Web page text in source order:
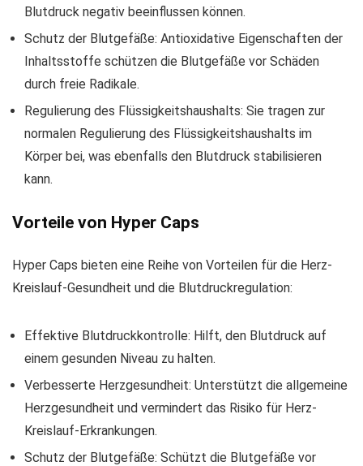
Blutdruck negativ beeinflussen können.
Schutz der Blutgefäße: Antioxidative Eigenschaften der
Inhaltsstoffe schützen die Blutgefäße vor Schäden
durch freie Radikale.
Regulierung des Flüssigkeitshaushalts: Sie tragen zur
normalen Regulierung des Flüssigkeitshaushalts im
Körper bei, was ebenfalls den Blutdruck stabilisieren
kann.
Vorteile von Hyper Caps
Hyper Caps bieten eine Reihe von Vorteilen für die Herz-
Kreislauf-Gesundheit und die Blutdruckregulation:
Effektive Blutdruckkontrolle: Hilft, den Blutdruck auf
einem gesunden Niveau zu halten.
Verbesserte Herzgesundheit: Unterstützt die allgemeine
Herzgesundheit und vermindert das Risiko für Herz-
Kreislauf-Erkrankungen.
Schutz der Blutgefäße: Schützt die Blutgefäße vor